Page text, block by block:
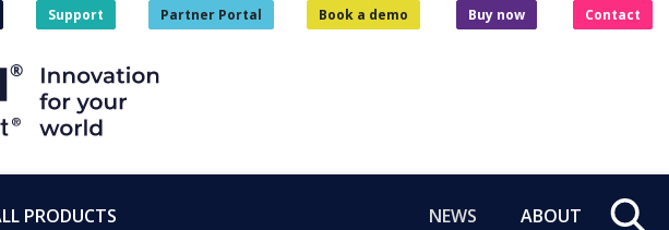
Support Partner Portal Book a demo Buy now Contact
PRODUCTS NEWS ABOUT